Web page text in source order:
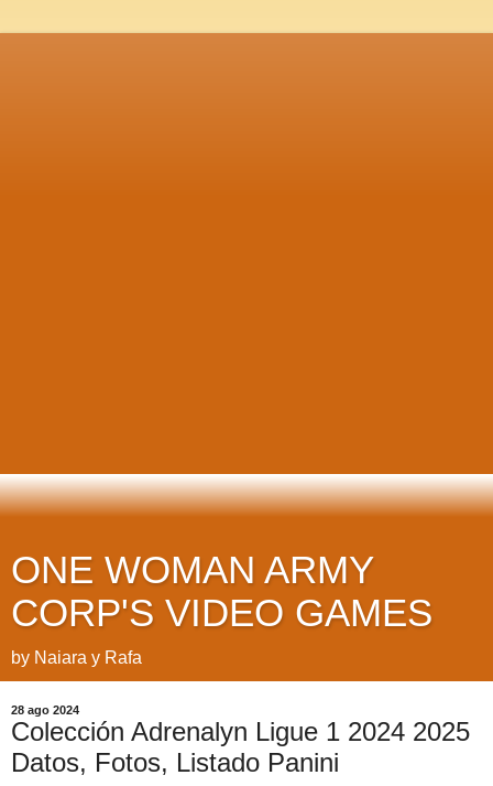
ONE WOMAN ARMY
CORP'S VIDEO GAMES
by Naiara y Rafa
28 ago 2024
Colección Adrenalyn Ligue 1 2024 2025
Datos, Fotos, Listado Panini